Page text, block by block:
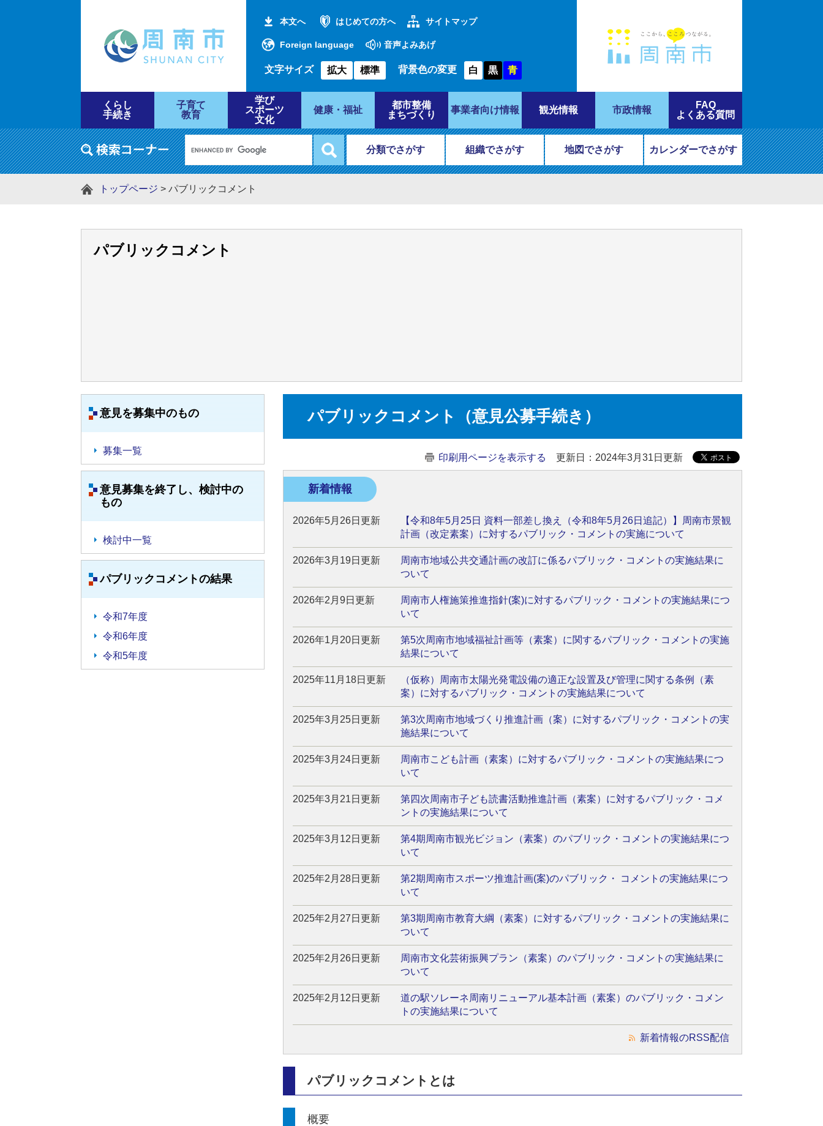
本文へ はじめての方へ サイトマップ
Foreign language 音声よみあげ
文字サイズ 拡大 標準 背景色の変更 白 黒 青
くらし
手続き
子育て
教育
学び
スポーツ
文化
健康・福祉
都市整備
まちづくり
事業者向け情報 観光情報 市政情報
FAQ
よくある質問
分類でさがす 組織でさがす 地図でさがす カレンダーでさがす
トップページ > パブリックコメント
パブリックコメント
意見を募集中のもの
募集一覧
意見募集を終了し、検討中の
もの
検討中一覧
パブリックコメントの結果
令和7年度
令和6年度
令和5年度
パブリックコメント（意見公募手続き）
印刷用ページを表示する 更新日：2024年3月31日更新
新着情報
2026年5月26日更新
【令和8年5月25日 資料一部差し換え（令和8年5月26日追記）】周南市景観
計画（改定素案）に対するパブリック・コメントの実施について
2026年3月19日更新
周南市地域公共交通計画の改訂に係るパブリック・コメントの実施結果に
ついて
2026年2月9日更新
周南市人権施策推進指針(案)に対するパブリック・コメントの実施結果につ
いて
2026年1月20日更新
第5次周南市地域福祉計画等（素案）に関するパブリック・コメントの実施
結果について
2025年11月18日更新
（仮称）周南市太陽光発電設備の適正な設置及び管理に関する条例（素
案）に対するパブリック・コメントの実施結果について
2025年3月25日更新
第3次周南市地域づくり推進計画（案）に対するパブリック・コメントの実
施結果について
2025年3月24日更新
周南市こども計画（素案）に対するパブリック・コメントの実施結果につ
いて
2025年3月21日更新
第四次周南市子ども読書活動推進計画（素案）に対するパブリック・コメ
ントの実施結果について
2025年3月12日更新
第4期周南市観光ビジョン（素案）のパブリック・コメントの実施結果につ
いて
2025年2月28日更新
第2期周南市スポーツ推進計画(案)のパブリック・ コメントの実施結果につ
いて
2025年2月27日更新
第3期周南市教育大綱（素案）に対するパブリック・コメントの実施結果に
ついて
2025年2月26日更新
周南市文化芸術振興プラン（素案）のパブリック・コメントの実施結果に
ついて
2025年2月12日更新
道の駅ソレーネ周南リニューアル基本計画（素案）のパブリック・コメン
トの実施結果について
新着情報のRSS配信
パブリックコメントとは
概要